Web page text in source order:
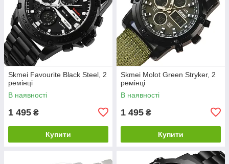
Skmei Favourite Black Steel, 2
ремінці
В наявності
1 495 ₴
Купити
Skmei Molot Green Stryker, 2
ремінці
В наявності
1 495 ₴
Купити